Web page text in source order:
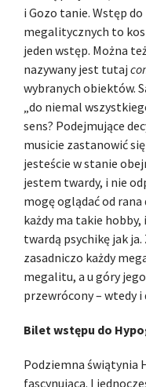
i Gozo tanie. Wstęp
megalitycznych to
jeden wstęp. Można
nazywany jest tutaj
wybranych obiektów.
„do niemal
sens? Podejmujące
musicie zastanowić
jesteście w stanie
jestem twardy, i nie
mogę oglądać od rana
każdy ma takie
twardą psychikę jak
zasadniczo każdy
megalitu, a u góry
przewrócony – wtedy i
Bilet wstępu do
Podziemna świątynia
fascynująca. I